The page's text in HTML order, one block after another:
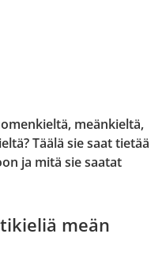
meänkieltä,
Täälä sie saat tietää
ja mitä sie saatat
meän